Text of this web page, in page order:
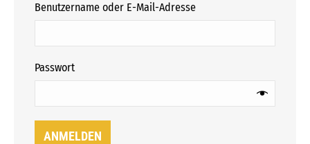
Benutzername oder E-Mail-Adresse
Passwort
ANMELDEN